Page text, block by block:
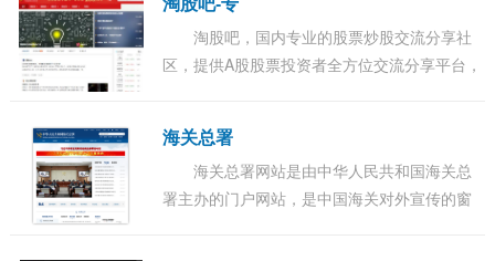
家...
淘股吧-专
淘股吧，国内专业的股票炒股交流分享社
区，提供A股股票投资者全方位交流分享平台，
股...
海关总署
海关总署网站是由中华人民共和国海关总
署主办的门户网站，是中国海关对外宣传的窗